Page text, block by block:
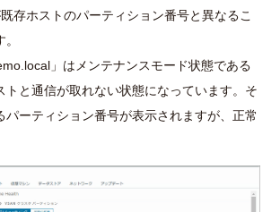
存ホストのパーティション番号と異なるこ
」はメンテナンスモード状態である
トと通信が取れない状態になっています。そ
パーティション番号が表示されますが、正常